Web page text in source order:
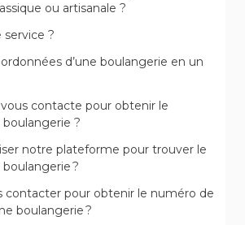
ou artisanale ?
?
d’une boulangerie en un
contacte pour obtenir le
boulangerie ?
notre plateforme pour trouver le
?
contacter pour obtenir le numéro de
boulangerie ?